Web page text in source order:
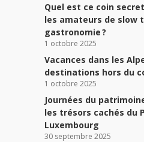
Quel est ce coin
les amateurs de slow
gastronomie ?
1 octobre 2025
Vacances dans les
destinations hors du
1 octobre 2025
Journées du
les trésors cachés du
Luxembourg
30 septembre 2025